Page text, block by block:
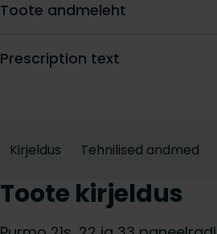
Toote andmeleht
Prescription text
Kirjeldus Tehnilised andmed
Toote kirjeldus